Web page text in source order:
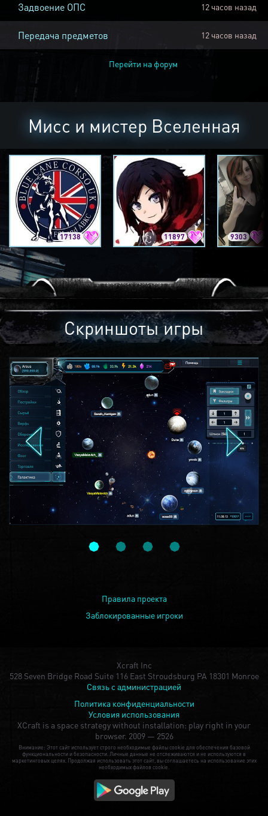
Задвоение ОПС 12 часов назад
Передача предметов 12 часов назад
Перейти на форум
Мисс и мистер Вселенная
17138 11897 9303
Скриншоты игры
Правила проекта
Заблокированные игроки
Xcraft Inc
528 Seven Bridge Road Suite 116 East Stroudsburg PA 18301 Monroe
Связь с администрацией
Политика конфиденциальности
Условия использования
XCraft is a space strategy without installation: play right in your
browser. 2009 — 2526
Внимание: Этот сайт использует строго необходимые файлы cookie для обеспечения базовой
функциональности и безопасности. Личные данные не отслеживаются и не используются в
маркетинговых целях. Продолжая использовать этот сайт, вы соглашаетесь на использование этих
необходимых файлов cookie.